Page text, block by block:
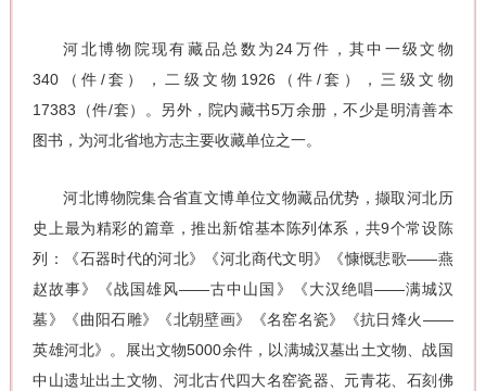
河北博物院现有藏品总数为24万件，其中一级文物
340（件/套），二级文物1926（件/套），三级文物
17383（件/套）。另外，院内藏书5万余册，不少是明清善本
图书，为河北省地方志主要收藏单位之一。
河北博物院集合省直文博单位文物藏品优势，撷取河北历
史上最为精彩的篇章，推出新馆基本陈列体系，共9个常设陈
列：《石器时代的河北》《河北商代文明》《慷慨悲歌——燕
赵故事》《战国雄风——古中山国》《大汉绝唱——满城汉
墓》《曲阳石雕》《北朝壁画》《名窑名瓷》《抗日烽火——
英雄河北》。展出文物5000余件，以满城汉墓出土文物、战国
中山遗址出土文物、河北古代四大名窑瓷器、元青花、石刻佛